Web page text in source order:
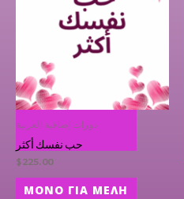
دورات إضافية العربية
حب نفسك أكثر
$225.00
ΜΌΝΟ ΓΙΑ ΜΈΛΗ